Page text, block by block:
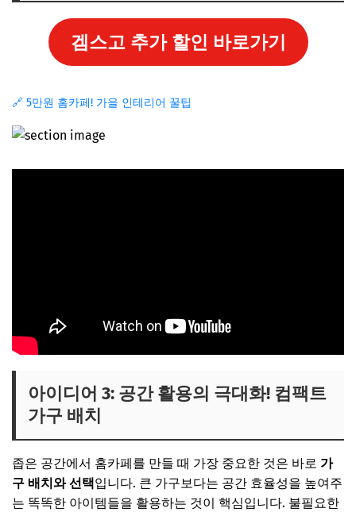
겜스고 추가 할인 바로가기
🔗 5만원 홈카페! 가을 인테리어 꿀팁
아이디어 3: 공간 활용의 극대화! 컴팩트
가구 배치
좁은 공간에서 홈카페를 만들 때 가장 중요한 것은 바로 가
구 배치와 선택입니다. 큰 가구보다는 공간 효율성을 높여주
는 똑똑한 아이템들을 활용하는 것이 핵심입니다. 불필요한